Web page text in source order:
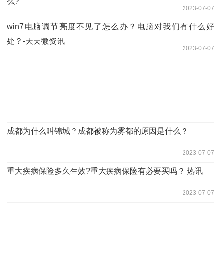
2023-07-07
win7电脑调节亮度不见了怎么办？电脑对我们有什么好
处？-天天微资讯
2023-07-07
成都为什么叫锦城？成都被称为雾都的原因是什么？
2023-07-07
重大疾病保险多久生效?重大疾病保险有必要买吗？ 热讯
2023-07-07